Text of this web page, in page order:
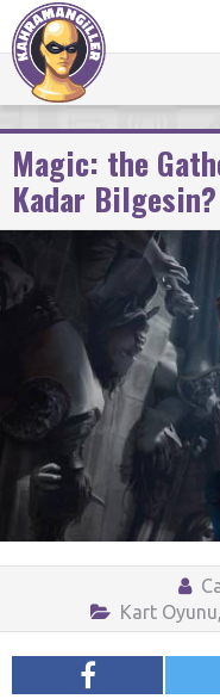
Magic: the
Kadar Bilgesin?
Kart Oyunu,